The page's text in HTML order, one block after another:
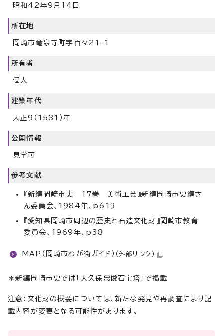
昭和42年9月14日
所在地
岡崎市竜泉寺町字百々21-1
所有者
個人
建築年代
天正9（1581）年
公開情報
見学可
参考文献
『新編岡崎市史 17巻 美術工芸』新編岡崎市史編さ
ん委員会、1984年、p619
『愛知県岡崎市周辺の歴史と石造文化財』岡崎市教育
委員会、1969年、p38
MAP（岡崎市わが街ガイド） （外部リンク）
＊新編岡崎市史では「大久保忠俊石宝塔」で掲載
注意：文化財の概要については、新たな発見や再調査により記
載内容が変更となる可能性があります。